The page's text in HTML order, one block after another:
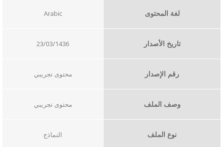
لغة المحتوى Arabic
تاريخ الأصدار 23/03/1436
رقم الإصدار محتوى تجريبي
وصف الملف محتوى تجريبي
نوع الملف النماذج